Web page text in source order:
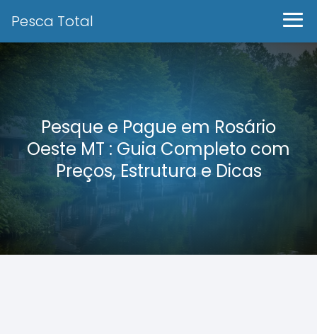
Pesca Total
Pesque e Pague em Rosário
Oeste MT : Guia Completo com
Preços, Estrutura e Dicas